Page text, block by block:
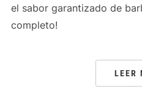
el sabor garantizado de
completo!
LEER